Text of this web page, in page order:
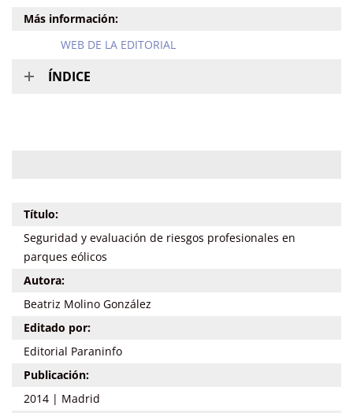
Más información:
WEB DE LA EDITORIAL
ÍNDICE
Título:
Seguridad y evaluación de riesgos profesionales en
parques eólicos
Autora:
Beatriz Molino González
Editado por:
Editorial Paraninfo
Publicación:
2014 | Madrid